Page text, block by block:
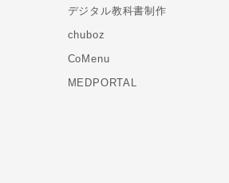
デジタル教科書制作
chuboz
CoMenu
MEDPORTAL